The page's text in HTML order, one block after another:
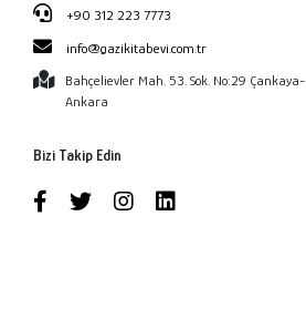
+90 312 223 7773
info@gazikitabevi.com.tr
Bahçelievler Mah. 53. Sok. No:29 Çankaya-
Ankara
Bizi Takip Edin